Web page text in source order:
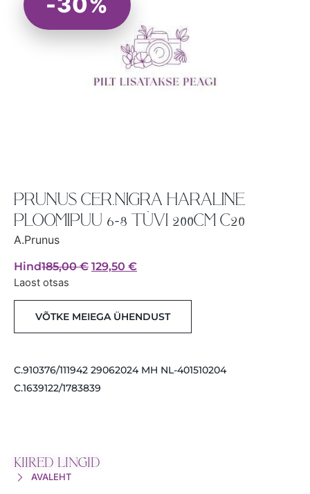
PRUNUS CER.NIGRA HARALINE
PLOOMIPUU 6-8 TÜVI 200CM C20
A.Prunus
Hind185,00€ 129,50 €
Laost otsas
VÕTKE MEIEGA ÜHENDUST
C.910376/111942 29062024 MH NL-401510204
C.1639122/1783839
KIIRED LINGID
AVALEHT